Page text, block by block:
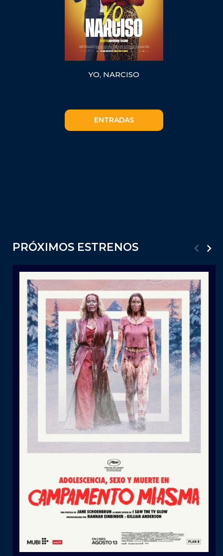
YO, NARCISO
ENTRADAS
PRÓXIMOS ESTRENOS